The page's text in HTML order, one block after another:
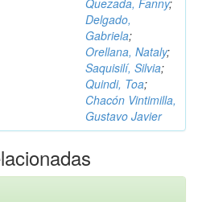
Quezada, Fanny;
Delgado,
Gabriela;
Orellana, Nataly;
Saquisilí, Silvia;
Quindi, Toa;
Chacón Vintimilla,
Gustavo Javier